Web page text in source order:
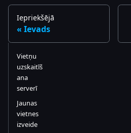
Iepriekšējā
Ievads
Vietņu
uzskaitīš
ana
serverī
Jaunas
vietnes
izveide